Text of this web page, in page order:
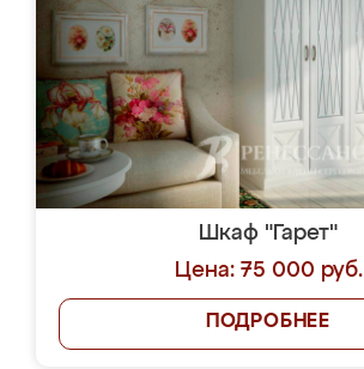
Шкаф "Гарет"
Цена: 75 000 руб.
ПОДРОБНЕЕ